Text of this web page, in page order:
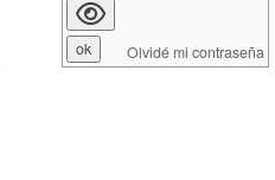
Olvidé mi contraseña